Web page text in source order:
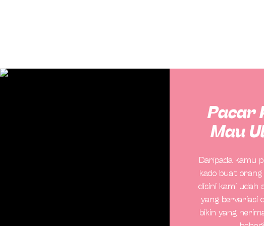
Pacar
Mau
Daripada kamu
kado buat orang
disini kami udah
yang bervariasi
bikin yang